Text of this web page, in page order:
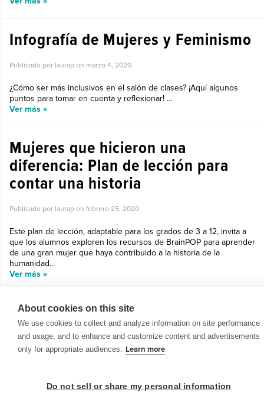
Infografía de Mujeres y Feminismo
Publicado por laurap on marzo 4, 2020
¿Cómo ser más inclusivos en el salón de clases? ¡Aquí algunos
puntos para tomar en cuenta y reflexionar! ...
Ver más »
Mujeres que hicieron una
diferencia: Plan de lección para
contar una historia
Publicado por laurap on febrero 25, 2020
Este plan de lección, adaptable para los grados de 3 a 12, invita a
que los alumnos exploren los recursos de BrainPOP para aprender
de una gran mujer que haya contribuido a la historia de la
humanidad...
Ver más »
About cookies on this site
We use cookies to collect and analyze information on site performance
and usage, and to enhance and customize content and advertisements
only for appropriate audiences. Learn more
Do not sell or share my personal information